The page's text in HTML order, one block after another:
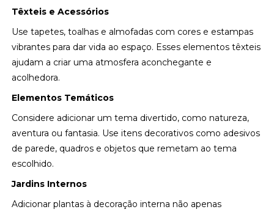
Têxteis e Acessórios
Use tapetes, toalhas e almofadas com cores e estampas
vibrantes para dar vida ao espaço. Esses elementos têxteis
ajudam a criar uma atmosfera aconchegante e
acolhedora.
Elementos Temáticos
Considere adicionar um tema divertido, como natureza,
aventura ou fantasia. Use itens decorativos como adesivos
de parede, quadros e objetos que remetam ao tema
escolhido.
Jardins Internos
Adicionar plantas à decoração interna não apenas